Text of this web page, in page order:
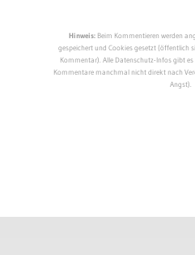
Hinweis:Beim Kommentieren werden
gespeichert und Cookies gesetzt (öffentlich
Kommentar). Alle Datenschutz-Infos gibt es
Kommentare manchmal nicht direkt nach
Angst).